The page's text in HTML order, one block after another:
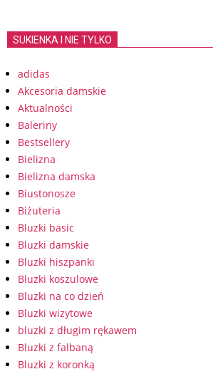
SUKIENKA I NIE TYLKO
adidas
Akcesoria damskie
Aktualności
Baleriny
Bestsellery
Bielizna
Bielizna damska
Biustonosze
Biżuteria
Bluzki basic
Bluzki damskie
Bluzki hiszpanki
Bluzki koszulowe
Bluzki na co dzień
Bluzki wizytowe
bluzki z długim rękawem
Bluzki z falbaną
Bluzki z koronką